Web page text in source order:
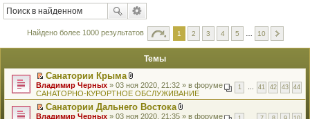
Найдено более 1000 результатов 1 2 3 4 5 10
Темы
П
е
р
е
й
Санатории Крыма
В
л
о
ж
е
1 41 42 43 44
Владимир Черных » 03 ноя 2020, 21:32 » в форуме
САНАТОРНО-КУРОРТНОЕ ОБСЛУЖИВАНИЕ
П
Санатории Дальнего Востока
В
Владимир Черных » 03 ноя 2020, 21:35 » в форуме